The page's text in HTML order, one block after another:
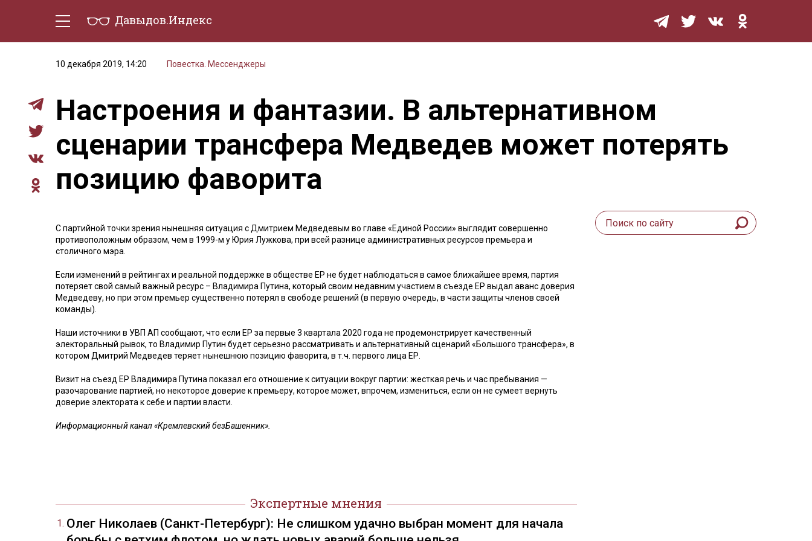
Давыдов.Индекс
10 декабря 2019, 14:20
Повестка. Мессенджеры
Настроения и фантазии. В альтернативном
сценарии трансфера Медведев может потерять
позицию фаворита
С партийной точки зрения нынешняя ситуация с Дмитрием Медведевым во главе «Единой России» выглядит совершенно
противоположным образом, чем в 1999-м у Юрия Лужкова, при всей разнице административных ресурсов премьера и
столичного мэра.
Если изменений в рейтингах и реальной поддержке в обществе ЕР не будет наблюдаться в самое ближайшее время, партия
потеряет свой самый важный ресурс – Владимира Путина, который своим недавним участием в съезде ЕР выдал аванс доверия
Медведеву, но при этом премьер существенно потерял в свободе решений (в первую очередь, в части защиты членов своей
команды).
Наши источники в УВП АП сообщают, что если ЕР за первые 3 квартала 2020 года не продемонстрирует качественный
электоральный рывок, то Владимир Путин будет серьезно рассматривать и альтернативный сценарий «Большого трансфера», в
котором Дмитрий Медведев теряет нынешнюю позицию фаворита, в т.ч. первого лица ЕР.
Визит на съезд ЕР Владимира Путина показал его отношение к ситуации вокруг партии: жесткая речь и час пребывания —
разочарование партией, но некоторое доверие к премьеру, которое может, впрочем, измениться, если он не сумеет вернуть
доверие электората к себе и партии власти.
Информационный канал «Кремлевский безБашенник».
Экспертные мнения
Олег Николаев (Санкт-Петербург): Не слишком удачно выбран момент для начала